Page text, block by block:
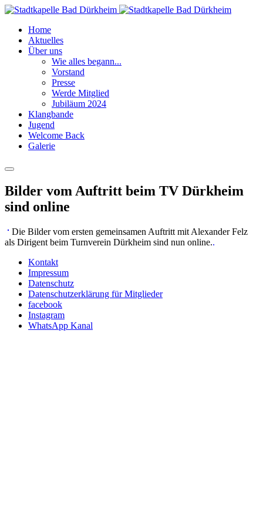
Home
Aktuelles
Über uns
Wie alles begann...
Vorstand
Presse
Werde Mitglied
Jubiläum 2024
Klangbande
Jugend
Welcome Back
Galerie
Bilder vom Auftritt beim TV Dürkheim
sind online
Die Bilder vom ersten gemeinsamen Auftritt mit Alexander Felz
als Dirigent beim Turnverein Dürkheim sind nun online..
Kontakt
Impressum
Datenschutz
Datenschutzerklärung für Mitglieder
facebook
Instagram
WhatsApp Kanal